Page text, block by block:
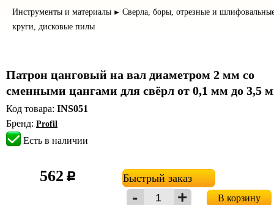
Инструменты и материалы ► Сверла, боры, отрезные и
круги, дисковые пилы
Патрон цанговый на вал диаметром 2 мм со
сменными цангами для свёрл от 0,1 мм до 3,5
Код товара: INS051
Бренд: Profil
Есть в наличии
562 c Быстрый заказ
В корзину